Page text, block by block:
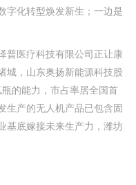
字化转型焕发新生；一边是
医疗科技有限公司正让康
城，山东奥扬新能源科技股
的能力，市占率居全国首
生产的无人机产品已包含固
底嫁接未来生产力，潍坊